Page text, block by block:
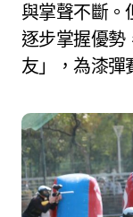
與掌聲不斷。
逐步掌握優勢
友」，為漆彈